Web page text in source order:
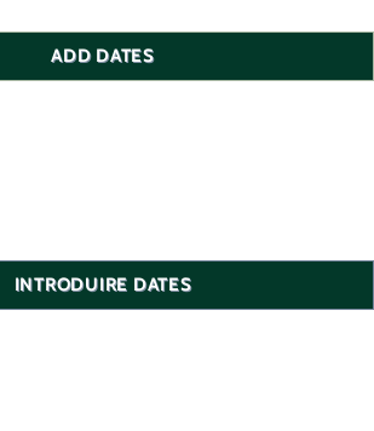
ADD DATES
INTRODUIRE DATES